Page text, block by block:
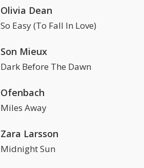
Olivia Dean
So Easy (To Fall In Love)
Son Mieux
Dark Before The Dawn
Ofenbach
Miles Away
Zara Larsson
Midnight Sun